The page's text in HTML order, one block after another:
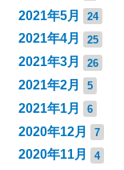
2021年5月 24
2021年4月 25
2021年3月 26
2021年2月 5
2021年1月 6
2020年12月 7
2020年11月 4